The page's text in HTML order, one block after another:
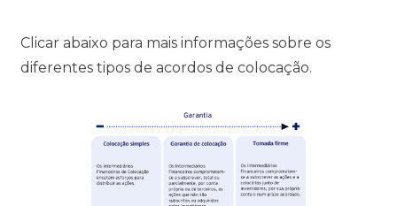
Clicar abaixo para mais informações sobre os
diferentes tipos de acordos de colocação.